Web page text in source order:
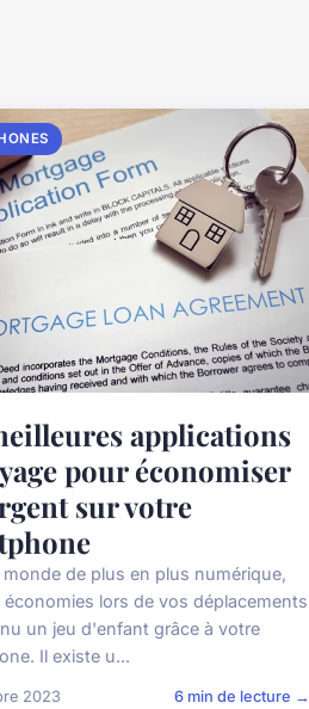
applications
pour économiser
sur votre
monde de plus en plus numérique,
économies lors de vos déplacements
un jeu d'enfant grâce à votre
Il existe u...
2023 6 min de lecture →